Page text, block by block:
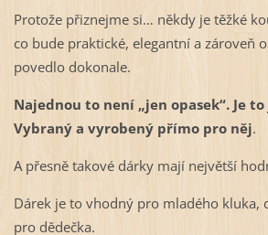
Protože přiznejme si… někdy je těžké
co bude praktické, elegantní a zároveň
povedlo dokonale.
Najednou to není „jen opasek“. Je
Vybraný a vyrobený přímo pro něj.
A přesně takové dárky mají největší
Dárek je to vhodný pro mladého kluka,
pro dědečka.